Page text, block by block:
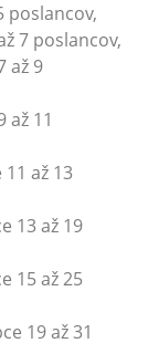
poslancov,
7 poslancov,
až 9
až 11
až 13
13 až 19
15 až 25
19 až 31